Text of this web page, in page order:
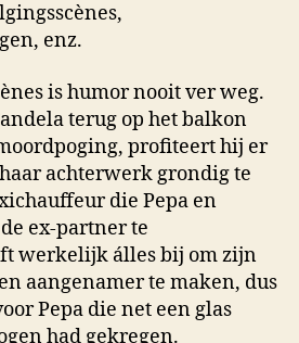
enz.
is humor nooit ver weg.
terug op het balkon
profiteert hij er
achterwerk grondig te
die Pepa en
ex-partner te
werkelijk álles bij om zijn
aangenamer te maken, dus
Pepa die net een glas
had gekregen.